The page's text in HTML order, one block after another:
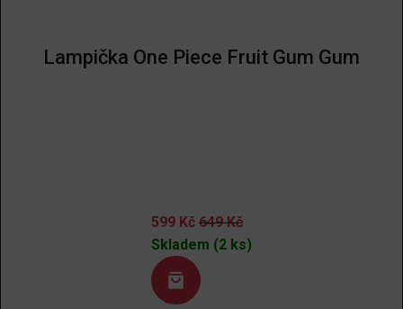
Lampička One Piece Fruit Gum Gum
599 Kč 649Kč
Skladem (2 ks)